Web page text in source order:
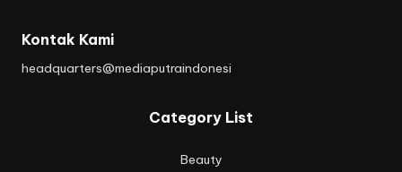
Kontak Kami
headquarters@mediaputraindonesi
Category List
Beauty